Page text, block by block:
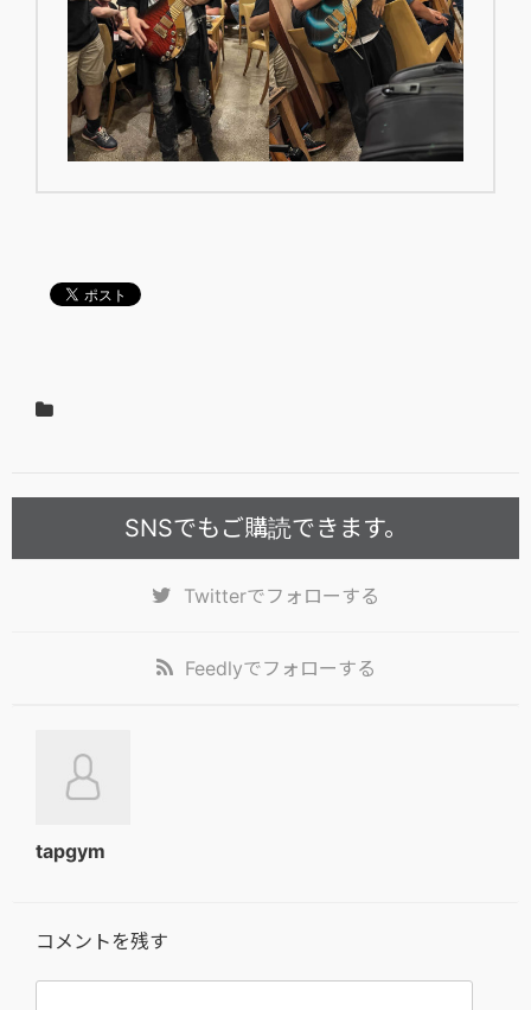
SNSでもご購読できます。
Twitterでフォローする
Feedlyでフォローする
tapgym
コメントを残す